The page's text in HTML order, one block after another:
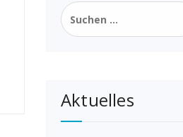
Suchen
nach:
Aktuelles